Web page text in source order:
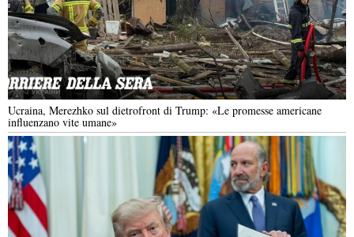
Ucraina, Merezhko sul dietrofront di Trump: «Le promesse americane
influenzano vite umane»